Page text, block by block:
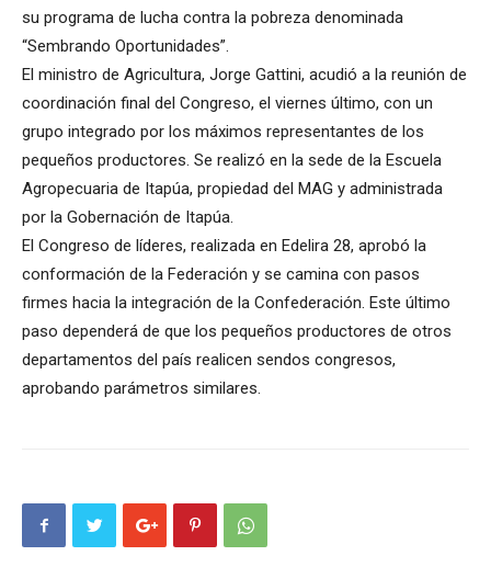
su programa de lucha contra la pobreza denominada
“Sembrando Oportunidades”.
El ministro de Agricultura, Jorge Gattini, acudió a la reunión de
coordinación final del Congreso, el viernes último, con un
grupo integrado por los máximos representantes de los
pequeños productores. Se realizó en la sede de la Escuela
Agropecuaria de Itapúa, propiedad del MAG y administrada
por la Gobernación de Itapúa.
El Congreso de líderes, realizada en Edelira 28, aprobó la
conformación de la Federación y se camina con pasos
firmes hacia la integración de la Confederación. Este último
paso dependerá de que los pequeños productores de otros
departamentos del país realicen sendos congresos,
aprobando parámetros similares.